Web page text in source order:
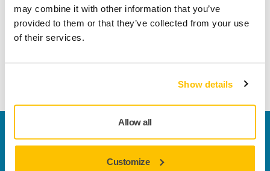
may combine it with other information that you’ve
provided to them or that they’ve collected from your use
of their services.
Show details
Allow all
Customize
As soluções de mascaramento da Mirka® incluem filmes,
papel e fitas de mascarar, bem como acessórios. Uma gama
Quer saber mais?Entre em contato, e nosso time de
suporte esclarecerá suas dúvidas.